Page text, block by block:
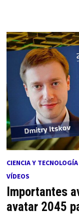
CIENCIA Y TECNOLOGÍA
VÍDEOS
Importantes
avatar 2045